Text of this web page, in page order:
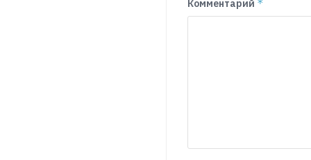
Комментарий *